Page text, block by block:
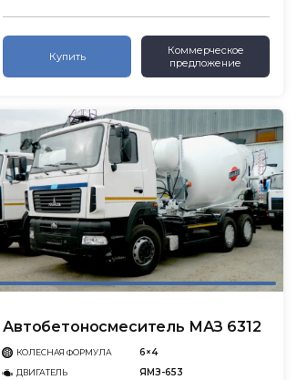
Купить
Коммерческое
предложение
Автобетоносмеситель МАЗ 6312
КОЛЕСНАЯ ФОРМУЛА 6×4
ДВИГАТЕЛЬ ЯМЗ-653